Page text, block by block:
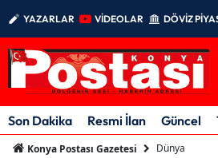
YAZARLAR VİDEOLAR DÖVİZ
Son Dakika Resmi İlan Güncel
Konya Postası Gazetesi Dünya